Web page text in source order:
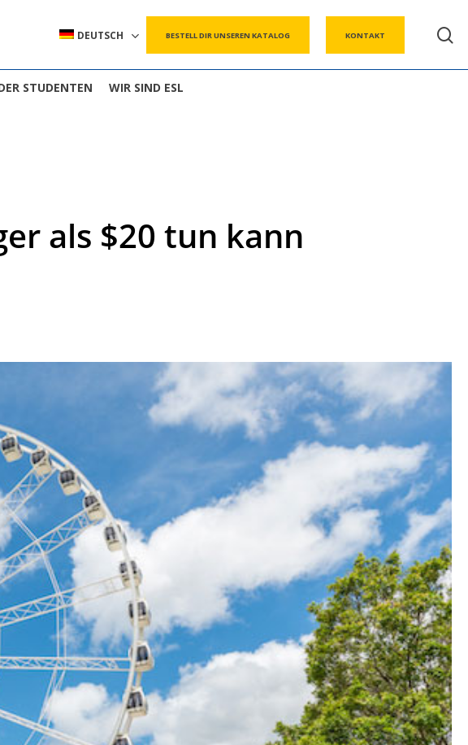
DEUTSCH BESTELL DIR UNSEREN KATALOG KONTAKT
STUDENTEN WIR SIND ESL
als $20 tun kann